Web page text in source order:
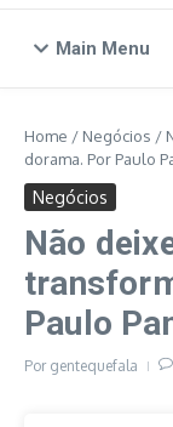
Main Menu
Home / Negócios /
dorama. Por Paulo
Negócios
Não
Paulo
Por gentequefala